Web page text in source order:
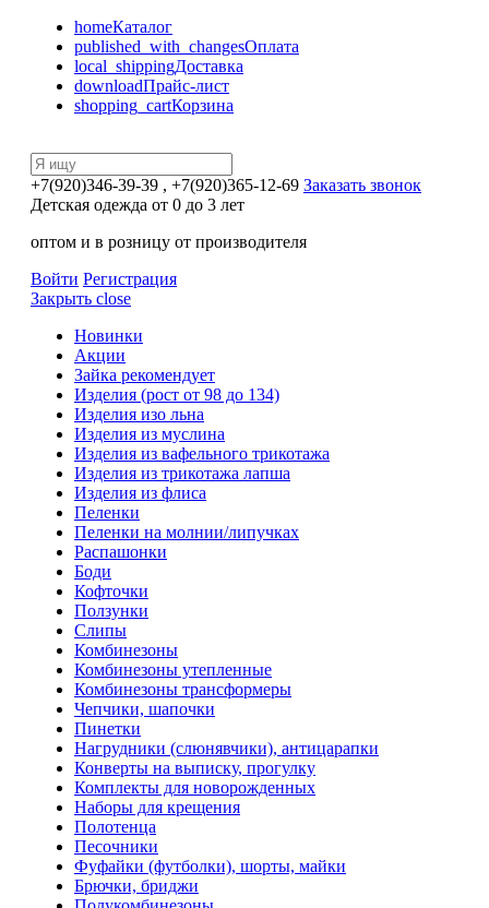
homeКаталог
published_with_changesОплата
local_shippingДоставка
downloadПрайс-лист
shopping_cartКорзина
+7(920)346-39-39 , +7(920)365-12-69 Заказать звонок
Детская одежда от 0 до 3 лет
оптом и в розницу от производителя
Войти Регистрация
Закрыть close
Новинки
Акции
Зайка рекомендует
Изделия (рост от 98 до 134)
Изделия изо льна
Изделия из муслина
Изделия из вафельного трикотажа
Изделия из трикотажа лапша
Изделия из флиса
Пеленки
Пеленки на молнии/липучках
Распашонки
Боди
Кофточки
Ползунки
Слипы
Комбинезоны
Комбинезоны утепленные
Комбинезоны трансформеры
Чепчики, шапочки
Пинетки
Нагрудники (слюнявчики), антицарапки
Конверты на выписку, прогулку
Комплекты для новорожденных
Наборы для крещения
Полотенца
Песочники
Фуфайки (футболки), шорты, майки
Брючки, бриджи